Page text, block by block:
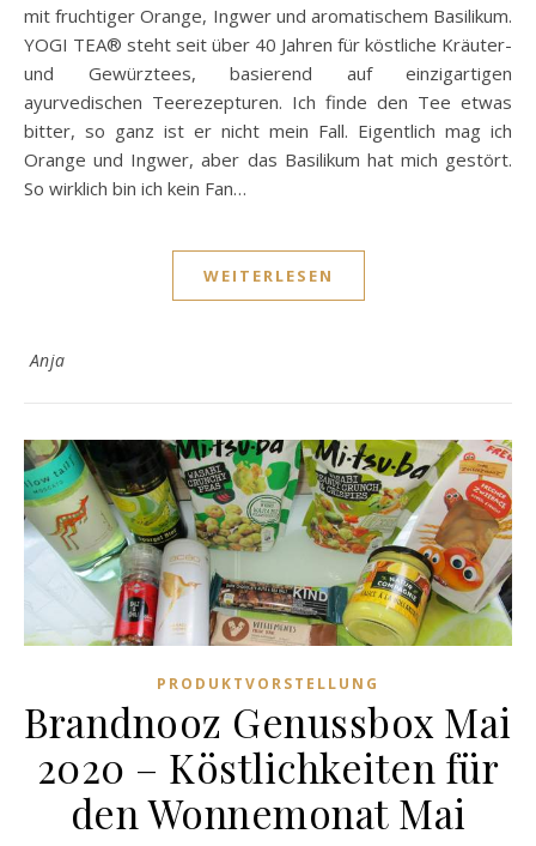
mit fruchtiger Orange, Ingwer und aromatischem Basilikum.
YOGI TEA® steht seit über 40 Jahren für köstliche Kräuter-
und Gewürztees, basierend auf einzigartigen
ayurvedischen Teerezepturen. Ich finde den Tee etwas
bitter, so ganz ist er nicht mein Fall. Eigentlich mag ich
Orange und Ingwer, aber das Basilikum hat mich gestört.
So wirklich bin ich kein Fan…
WEITERLESEN
Anja
PRODUKTVORSTELLUNG
Brandnooz Genussbox Mai
2020 – Köstlichkeiten für
den Wonnemonat Mai